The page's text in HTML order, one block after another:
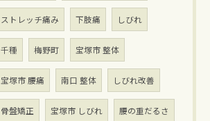
ストレッチ痛み 下肢痛 しびれ
千種 梅野町 宝塚市 整体
宝塚市 腰痛 南口 整体 しびれ改善
骨盤矯正 宝塚市 しびれ 腰の重だるさ